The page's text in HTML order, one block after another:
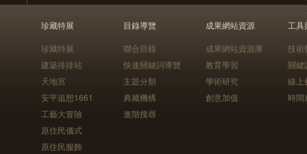
珍藏特展
珍藏特展
建築排排站
天地宮
安平追想1661
工藝大冒險
原住民儀式
原住民服飾
目錄導覽
聯合目錄
快速關鍵詞導覽
主題分類
典藏機構
進階搜尋
成果網站資源
成果網站資源庫
教育學習
學術研究
創意加值
工具
技術
關鍵
線上
時間